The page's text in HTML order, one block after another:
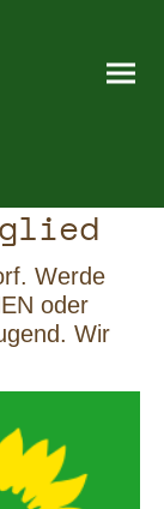
Werde
oder
Wir